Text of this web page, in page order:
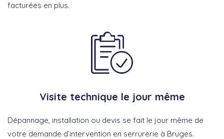
facturées en plus.
Visite technique le jour même
Dépannage, installation ou devis se fait le jour même de
votre demande d’intervention en serrurerie à Bruges.